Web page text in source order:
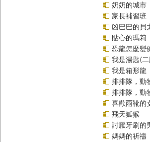
奶奶的城市
家長補習班
凶巴巴的貝
貼心的瑪莉
恐龍怎麼變
我是湯匙(
我是箱形龍
排排隊，動
排排隊，動
喜歡雨靴的
飛天狐猴
討厭牙刷的
媽媽的祈禱